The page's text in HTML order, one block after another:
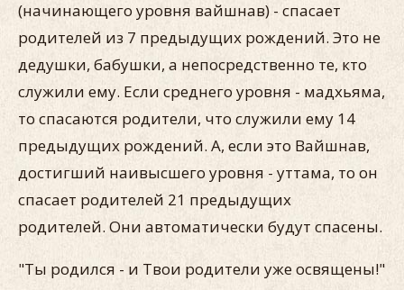
(начинающего уровня вайшнав) - спасает
родителей из 7 предыдущих рождений. Это не
дедушки, бабушки, а непосредственно те, кто
служили ему. Если среднего уровня - мадхьяма,
то спасаются родители, что служили ему 14
предыдущих рождений. А, если это Вайшнав,
достигший наивысшего уровня - уттама, то он
спасает родителей 21 предыдущих
родителей. Они автоматически будут спасены.
"Ты родился - и Твои родители уже освящены!"